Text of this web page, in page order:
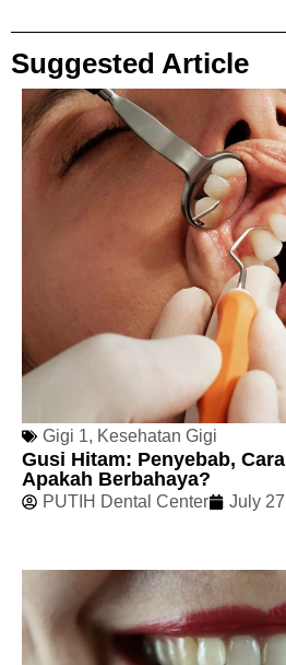
Suggested Article
Gigi 1, Kesehatan Gigi
Gusi Hitam: Penyebab,
Apakah Berbahaya?
PUTIH Dental Center July